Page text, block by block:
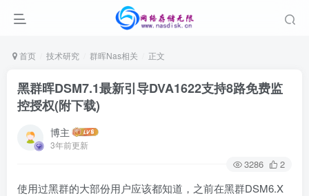
首页 技术研究 群晖Nas相关 正文
黑群晖DSM7.1最新引导DVA1622支持8路免费监
控授权(附下载)
博主
3年前更新
3286 2
使用过黑群的大部份用户应该都知道，之前在黑群DSM6.X